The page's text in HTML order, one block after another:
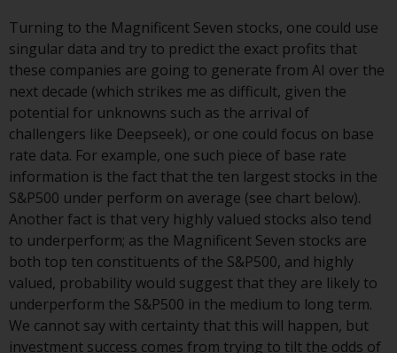
USA
Diese Website ist weder ein
Angebot zum Verkauf noch eine
Aufforderung zur Beteiligung an
privaten oder registrierten
Fonds, die über Redwheel
angeboten werden.
Zu den Fonds im US-Bereich der
Website gehören Produkte, die
gemäß dem Investment Company
Act von 1940 („40 Act Funds“)
registriert sind. Die 40 Act Funds
akzeptieren im Allgemeinen keine
Turning to the Magnificent Seven stocks, one could use
singular data and try to predict the exact profits that
these companies are going to generate from AI over the
next decade (which strikes me as difficult, given the
potential for unknowns such as the arrival of
challengers like Deepseek), or one could focus on base
rate data. For example, one such piece of base rate
information is the fact that the ten largest stocks in the
S&P500 under perform on average (see chart below).
Another fact is that very highly valued stocks also tend
to underperform; as the Magnificent Seven stocks are
both top ten constituents of the S&P500, and highly
valued, probability would suggest that they are likely to
underperform the S&P500 in the medium to long term.
We cannot say with certainty that this will happen, but
investment success comes from trying to tilt the odds of